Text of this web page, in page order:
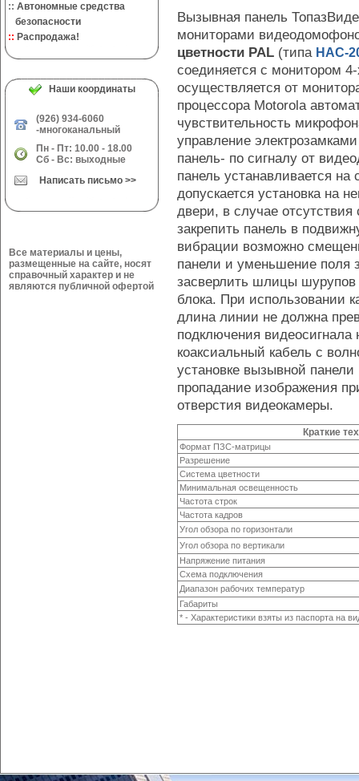
:: Автономные средства
безопасности
:: Распродажа!
Наши координаты
(926) 934-6060
-многоканальный
Пн - Пт: 10.00 - 18.00
Сб - Вс: выходные
Написать письмо >>
Все материалы и цены,
размещенные на сайте, носят
справочный характер и не
являются публичной офертой
Вызывная панель
мониторами
цветности PAL (типа HAC-
соединяется с монитором
осуществляется от
процессора Motorola
чувствительность
управление
панель- по сигналу от
панель устанавливается
допускается установка на
двери, в случае
закрепить панель в
вибрации возможно
панели и уменьшение поля
засверлить шлицы шурупов
блока. При использовании
длина линии не должна
подключения видеосигнала
коаксиальный кабель с
установке вызывной
пропадание изображения
отверстия видеокамеры.
Краткие
Формат ПЗС-матрицы
Разрешение
Система цветности
Минимальная освещенность
Частота строк
Частота кадров
Угол обзора по горизонтали
Угол обзора по вертикали
Напряжение питания
Схема подключения
Диапазон рабочих температур
Габариты
* - Характеристики взяты из паспорта на